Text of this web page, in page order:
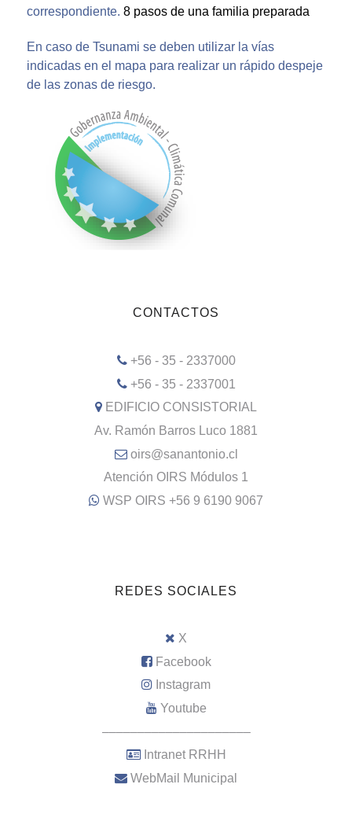
correspondiente. 8 pasos de una familia preparada
En caso de Tsunami se deben utilizar la vías
indicadas en el mapa para realizar un rápido despeje
de las zonas de riesgo.
CONTACTOS
+56 - 35 - 2337000
+56 - 35 - 2337001
EDIFICIO CONSISTORIAL
Av. Ramón Barros Luco 1881
oirs@sanantonio.cl
Atención OIRS Módulos 1
WSP OIRS +56 9 6190 9067
REDES SOCIALES
X
Facebook
Instagram
Youtube
–––––––––––––––––––––
Intranet RRHH
WebMail Municipal